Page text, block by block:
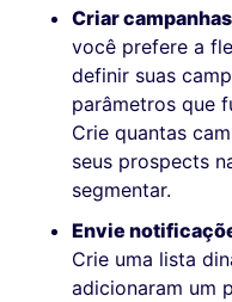
Criar
você prefere a
definir suas
parâmetros que
Crie quantas
seus prospects
segmentar.
Envie
Crie uma lista
adicionaram um